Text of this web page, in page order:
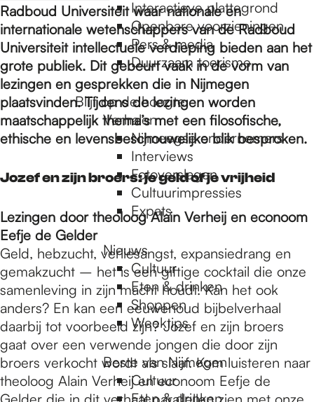
Interactieve plattegrond
Openbare voorzieningen
Pers & media
Duurzaam toerisme
Blijf op de hoogte
Verhalen
Nijmeegse ondernemers
Interviews
Fotoverslagen
Cultuurimpressies
Expats
Nieuws
Cultuur
Eten & drinken
Shoppen
Weektips
Beste van Nijmegen
Cultuur
Eten & drinken
Radboud Universiteit waar nationale en
internationale wetenschappers van de Radboud
Universiteit intellectuele verdieping bieden aan het
grote publiek. Dit gebeurt vaak in de vorm van
lezingen en gesprekken die in Nijmegen
plaatsvinden. Tijdens de lezingen worden
maatschappelijk thema’s met een filosofische,
ethische en levensbeschouwelijke blik besproken.
Jozef en zijn broers: je geld of je vrijheid
Lezingen door theoloog Alain Verheij en econoom
Eefje de Gelder
Geld, hebzucht, verliesangst, expansiedrang en
gemakzucht – het is een giftige cocktail die onze
samenleving in zijn macht houdt. Kan het ook
anders? En kan een eeuwenoud bijbelverhaal
daarbij tot voorbeeld zijn? Jozef en zijn broers
gaat over een verwende jongen die door zijn
broers verkocht wordt als slaaf. Kom luisteren naar
theoloog Alain Verheij en econoom Eefje de